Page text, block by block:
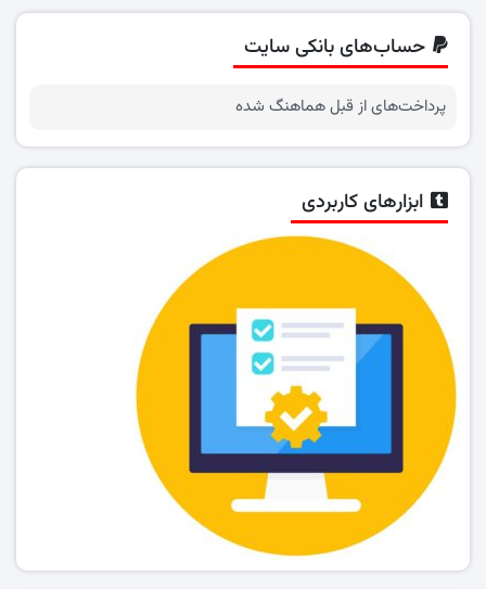
حساب‌های بانکی سایت
پرداخت‌های از قبل هماهنگ شده
ابزارهای کاربردی